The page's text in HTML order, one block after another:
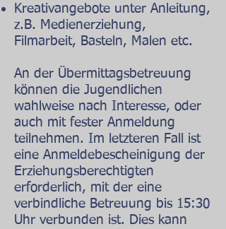
Kreativangebote unter Anleitung,
z.B. Medienerziehung,
Filmarbeit, Basteln, Malen etc.
An der Übermittagsbetreuung
können die Jugendlichen
wahlweise nach Interesse, oder
auch mit fester Anmeldung
teilnehmen. Im letzteren Fall ist
eine Anmeldebescheinigung der
Erziehungsberechtigten
erforderlich, mit der eine
verbindliche Betreuung bis 15:30
Uhr verbunden ist. Dies kann